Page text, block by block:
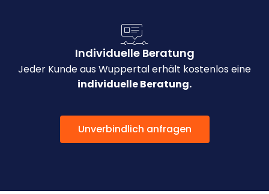
Individuelle Beratung
Jeder Kunde aus Wuppertal erhält kostenlos eine
individuelle Beratung.
Unverbindlich anfragen